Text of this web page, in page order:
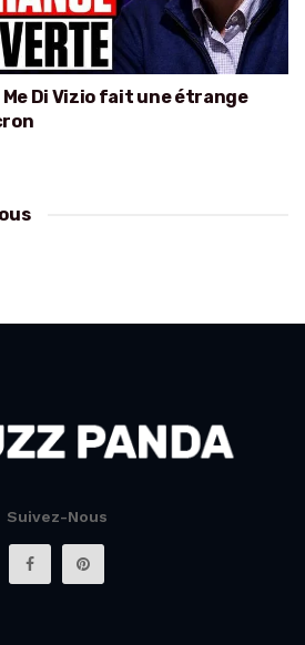
Di Vizio fait une étrange
Suivez-Nous